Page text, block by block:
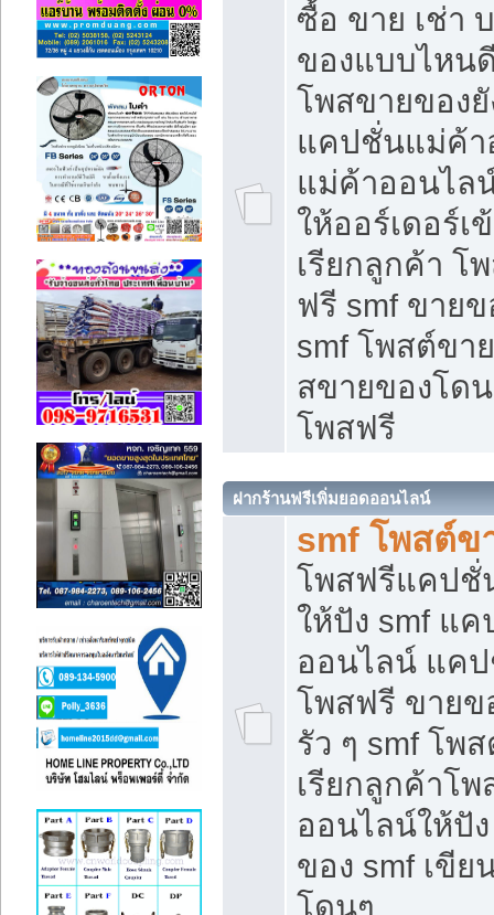
ซื้อ ขาย เช่า
ของแบบไหน
โพสขายของยั
แคปชั่นแม่ค้
แม่ค้าออนไล
ให้ออร์เดอร์เ
เรียกลูกค้า โ
ฟรี smf ขาย
smf โพสต์ขา
สขายของโด
โพสฟรี
ฝากร้านฟรีเพิ่มยอดออนไลน์
smf โพสต์ข
โพสฟรีแคปชั่
ให้ปัง smf แ
ออนไลน์ แค
โพสฟรี ขายข
รัว ๆ smf โพ
เรียกลูกค้าโ
ออนไลน์ให้ปั
ของ smf เขี
โดนๆ